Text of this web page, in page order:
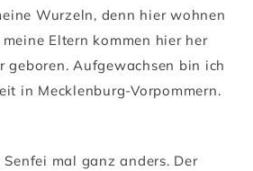
Wurzeln, denn hier wohnen
Eltern kommen hier her
geboren. Aufgewachsen bin ich
in Mecklenburg-Vorpommern.
mal ganz anders. Der